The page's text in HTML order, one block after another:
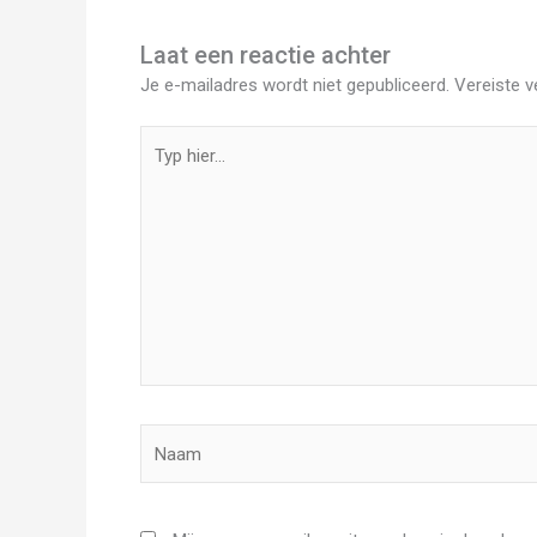
Laat een reactie achter
Je e-mailadres wordt niet gepubliceerd. Vereiste
hier...